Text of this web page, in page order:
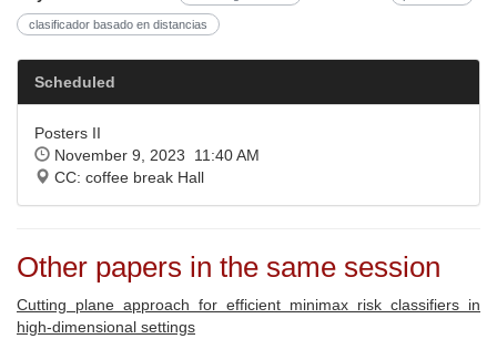
clasificador basado en distancias
Scheduled
Posters II
November 9, 2023 11:40 AM
CC: coffee break Hall
Other papers in the same session
Cutting plane approach for efficient minimax risk classifiers in
high-dimensional settings